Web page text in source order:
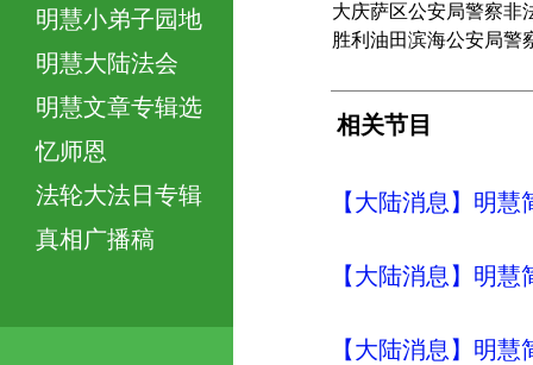
明慧小弟子园地
明慧大陆法会
明慧文章专辑选
忆师恩
法轮大法日专辑
真相广播稿
大庆萨区公安局警察非
胜利油田滨海公安局警
相关节目
【大陆消息】明
【大陆消息】明
【大陆消息】明